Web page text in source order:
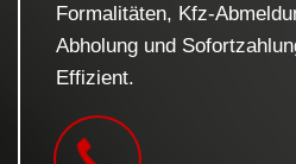
Formalitäten, Kfz-
Abholung und
Effizient.